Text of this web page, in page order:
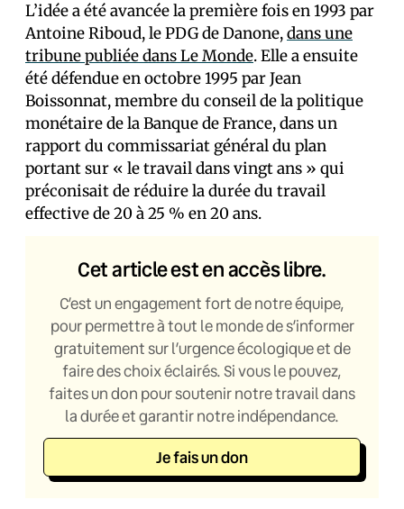
L’idée a été avancée la première fois en 1993 par
Antoine Riboud, le PDG de Danone,dans une
tribune publiée dans Le Monde. Elle a ensuite
été défendue en octobre 1995 par Jean
Boissonnat, membre du conseil de la politique
monétaire de la Banque de France, dans un
rapport du commissariat général du plan
portant sur « le travail dans vingt ans » qui
préconisait de réduire la durée du travail
effective de 20 à 25 % en 20 ans.
Cet article est en accès libre.
C’est un engagement fort de notre équipe,
pour permettre à tout le monde de s’informer
gratuitement sur l’urgence écologique et de
faire des choix éclairés. Si vous le pouvez,
faites un don pour soutenir notre travail dans
la durée et garantir notre indépendance.
Je fais un don